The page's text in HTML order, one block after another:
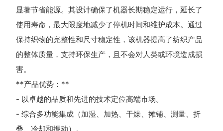
显著节省能源。其设计确保了机器长期稳定运行，延长了
使用寿命，最大限度地减少了停机时间和维护成本。通过
保持织物的完整性和尺寸稳定性，该机器提高了纺织产品
的整体质量，支持环保生产，且不会对人类或环境造成损
害。
**产品优势：**
- 以卓越的品质和先进的技术定位高端市场。
- 综合多功能集成（加湿、加热、干燥、摊铺、测量、折
叠、冷却和振动）。